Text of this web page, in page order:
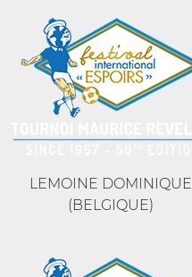
LEMOINE DOMINIQUE
(BELGIQUE)